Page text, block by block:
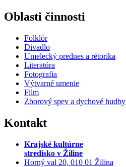
Oblasti činnosti
Folklór
Divadlo
Umelecký prednes a rétorika
Literatúra
Fotografia
Výtvarné umenie
Film
Zborový spev a dychové hudby
Kontakt
Krajské kultúrne
stredisko v Žiline
Horný val 20, 010 01 Žilina